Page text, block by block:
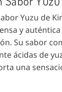
Yuzu de
y
Su sabor
ácidas de
una